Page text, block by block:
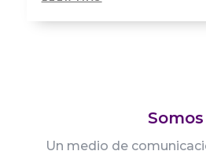
Somos
Un medio de